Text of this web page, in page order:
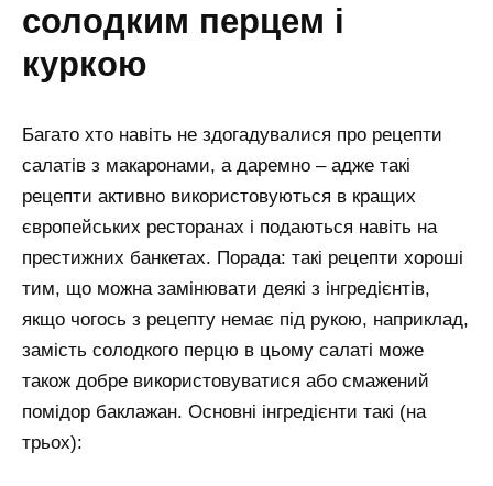
солодким перцем і
куркою
Багато хто навіть не здогадувалися про рецепти
салатів з макаронами, а даремно – адже такі
рецепти активно використовуються в кращих
європейських ресторанах і подаються навіть на
престижних банкетах. Порада: такі рецепти хороші
тим, що можна замінювати деякі з інгредієнтів,
якщо чогось з рецепту немає під рукою, наприклад,
замість солодкого перцю в цьому салаті може
також добре використовуватися або смажений
помідор баклажан. Основні інгредієнти такі (на
трьох):